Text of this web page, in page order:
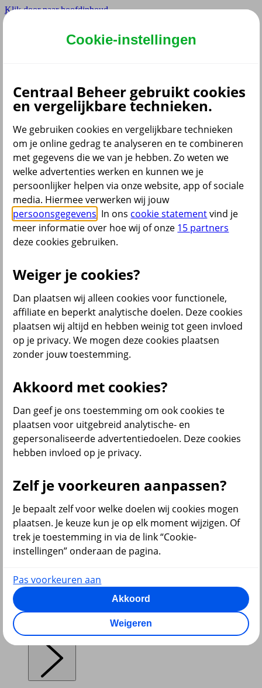
Klik door naar hoofdinhoud
Hoofdmenu navigatie
Adviseur
Partner
Dyslexie lettertype
Aan / Uit
Cookies aanpassen
CoBrowsing
Start
Menu
Producten
Situaties Klantenservice
Sparen
Pensioen en lijfrente
Hypotheek
Cookie-instellingen
Centraal Beheer gebruikt cookies
en vergelijkbare technieken.
We gebruiken cookies en vergelijkbare technieken
om je online gedrag te analyseren en te combineren
met gegevens die we van je hebben. Zo weten we
welke advertenties werken en kunnen we je
persoonlijker helpen via onze website, app of sociale
media. Hiermee verwerken wij jouw
persoonsgegevens . In ons cookie statementvind je
meer informatie over hoe wij of onze 15 partners
deze cookies gebruiken.
Weiger je cookies?
Dan plaatsen wij alleen cookies voor functionele,
affiliate en beperkt analytische doelen. Deze cookies
plaatsen wij altijd en hebben weinig tot geen invloed
op je privacy. We mogen deze cookies plaatsen
zonder jouw toestemming.
Akkoord met cookies?
Dan geef je ons toestemming om ook cookies te
plaatsen voor uitgebreid analytische- en
gepersonaliseerde advertentiedoelen. Deze cookies
hebben invloed op je privacy.
Zelf je voorkeuren aanpassen?
Je bepaalt zelf voor welke doelen wij cookies mogen
plaatsen. Je keuze kun je op elk moment wijzigen. Of
trek je toestemming in via de link “Cookie-
instellingen” onderaan de pagina.
Pas voorkeuren aan
Akkoord
Weigeren